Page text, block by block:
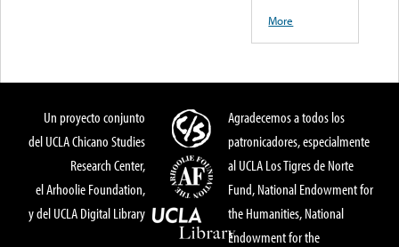
More
Un proyecto conjunto
del UCLA Chicano Studies
Research Center,
el Arhoolie Foundation,
y del UCLA Digital Library
Agradecemos a todos los
patronicadores, especialmente
al UCLA Los Tigres de Norte
Fund, National Endowment for
the Humanities, National
Endowment for the